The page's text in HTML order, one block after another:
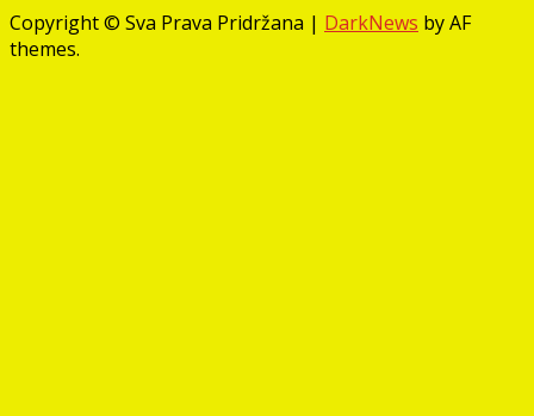
Copyright © Sva Prava Pridržana | DarkNews by AF
themes.